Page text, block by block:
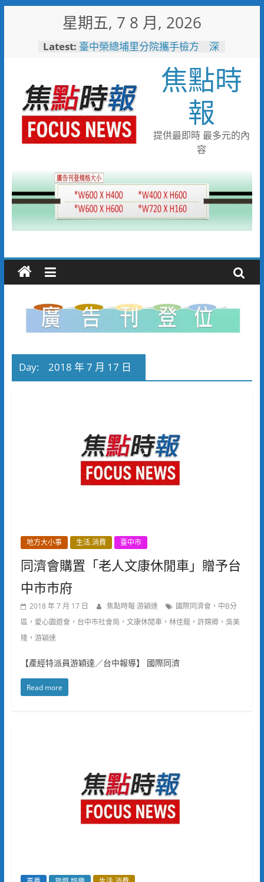
星期五, 7 8 月, 2026
Latest: 臺中榮總埔里分院攜手檢方 深
「路不是你的」！騎士大鬧城鎮
韌性演習 前鎮警鐵腕攔停送辦
珍惜119報案專線資源 切勿無故
撥打或謊報案件
白海豚颱風來襲！台電台東區處
全面整備迎戰強風豪雨 籲多利
用「台灣電力APP」查詢
男子性侵偷拍又餵毒致傳播女暴
焦點時
報
提供最即時 最多元的內
容
Day: 2018 年 7 月 17 日
地方大小事 生活.消費 臺中市
同濟會購置「老人文康休閒車」贈予台
中市市府
2018 年 7 月 17 日 焦點時報 游穎達
國際同濟會，中B分
區，愛心園遊會，台中市社會局，文康休閒車，林佳龍，許嫦卿，吳美
隆，游穎達
【產經特派員游穎達／台中報導】 國際同濟
Read more